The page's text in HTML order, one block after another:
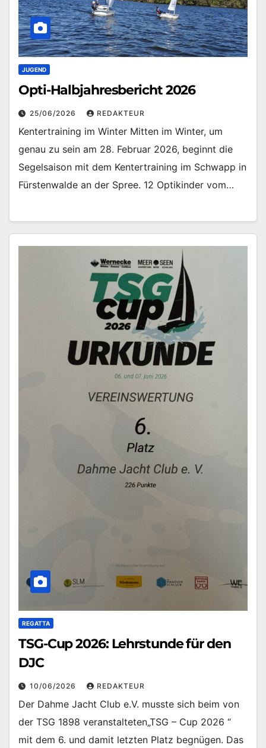
JUGEND
Opti-Halbjahresbericht 2026
25/06/2026 REDAKTEUR
Kentertraining im Winter Mitten im Winter, um
genau zu sein am 28. Februar 2026, beginnt die
Segelsaison mit dem Kentertraining im Schwapp in
Fürstenwalde an der Spree. 12 Optikinder vom…
REGATTA
TSG-Cup 2026: Lehrstunde für den
DJC
10/06/2026 REDAKTEUR
Der Dahme Jacht Club e.V. musste sich beim von
der TSG 1898 veranstalteten„TSG – Cup 2026 “
mit dem 6. und damit letzten Platz begnügen. Das